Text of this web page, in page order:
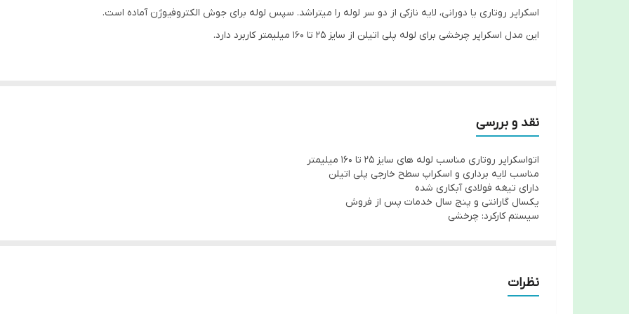
اسکراپر روتاری یا دورانی، لایه نازکی از دو سر لوله را میتراشد. سپس لوله برای جوش الکتروفیوژن آماده است.
این مدل اسکراپر چرخشی برای لوله پلی اتیلن از سایز 25 تا 160 میلیمتر کاربرد دارد.
نقد و بررسی
اتواسکراپر روتاری مناسب لوله های سایز 25 تا 160 میلیمتر
مناسب لایه برداری و اسکراپ سطح خارجی پلی اتیلن
دارای تیغه فولادی آبکاری شده
یکسال گارانتی و پنج سال خدمات پس از فروش
سیستم کارکرد: چرخشی
نظرات